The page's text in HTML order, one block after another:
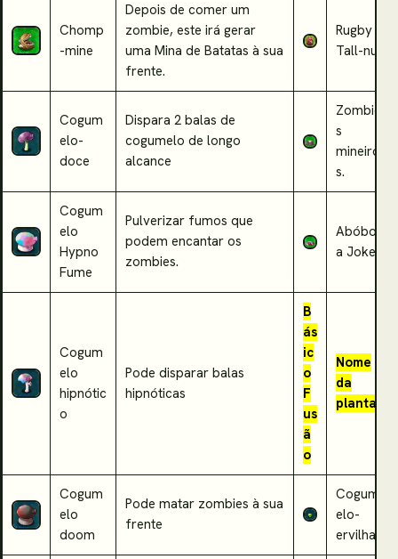
Chomp
-mine
Depois de comer um
zombie, este irá gerar
uma Mina de Batatas à sua
frente.
Rugby
Tall-nut
Cogum
elo-
doce
Dispara 2 balas de
cogumelo de longo
alcance
Zombie
s
mineiro
s.
Cogum
elo
Hypno
Fume
Pulverizar fumos que
podem encantar os
zombies.
Abóbor
a Joker
Cogum
elo
hipnótic
o
Pode disparar balas
hipnóticas
B
ás
ic
o
F
us
ã
o
Nome
da
planta
Cogum
elo
doom
Pode matar zombies à sua
frente
Cogum
elo-
ervilha